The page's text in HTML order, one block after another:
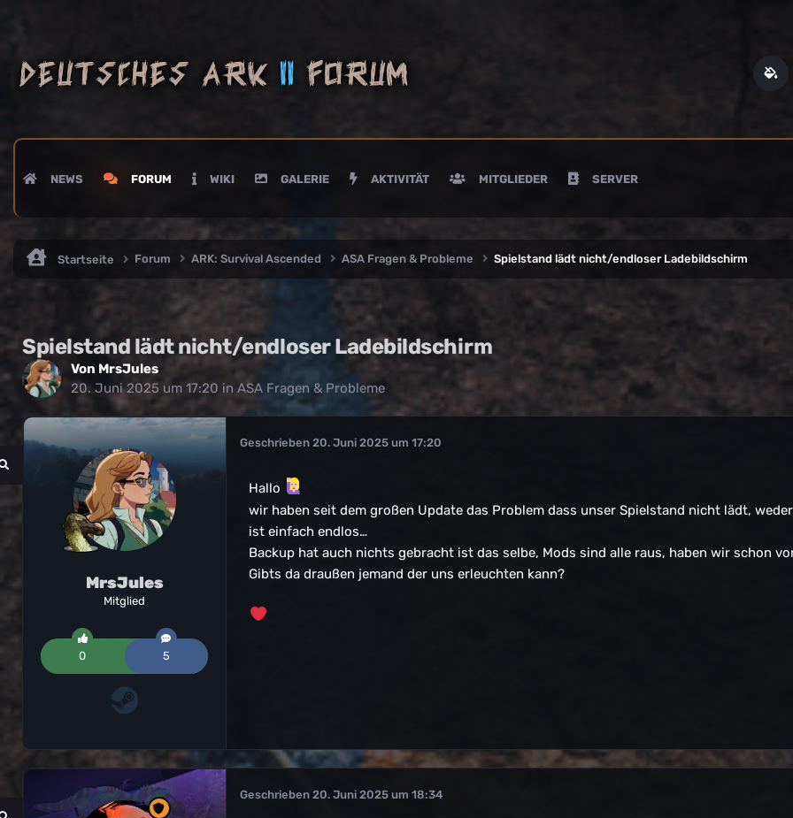
NEWS FORUM WIKI GALERIE AKTIVITÄT MITGLIEDER SERVER
Startseite Forum ARK: Survival Ascended ASA Fragen & Probleme Spielstand lädt nicht/endloser Ladebildschirm
Spielstand lädt nicht/endloser Ladebildschirm
Von MrsJules
20. Juni 2025 um 17:20 in ASA Fragen & Probleme
MrsJules
Mitglied
0 5
Geschrieben 20. Juni 2025 um 17:20
Hallo
wir haben seit dem großen Update das Problem dass unser Spielstand nicht lädt,
ist einfach endlos…
Backup hat auch nichts gebracht ist das selbe, Mods sind alle raus, haben wir schon
Gibts da draußen jemand der uns erleuchten kann?
Geschrieben 20. Juni 2025 um 18:34